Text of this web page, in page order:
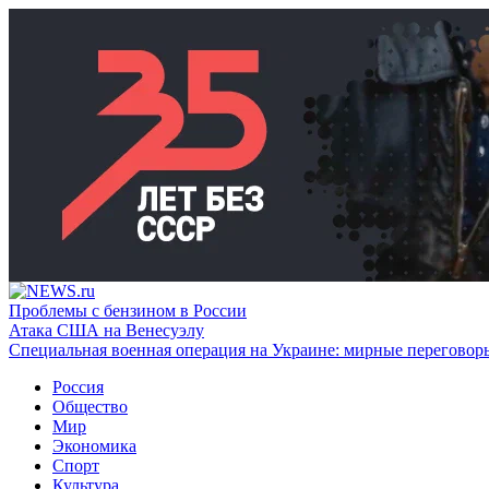
Проблемы с бензином в России
Атака США на Венесуэлу
Специальная военная операция на Украине: мирные
Россия
Общество
Мир
Экономика
Спорт
Культура